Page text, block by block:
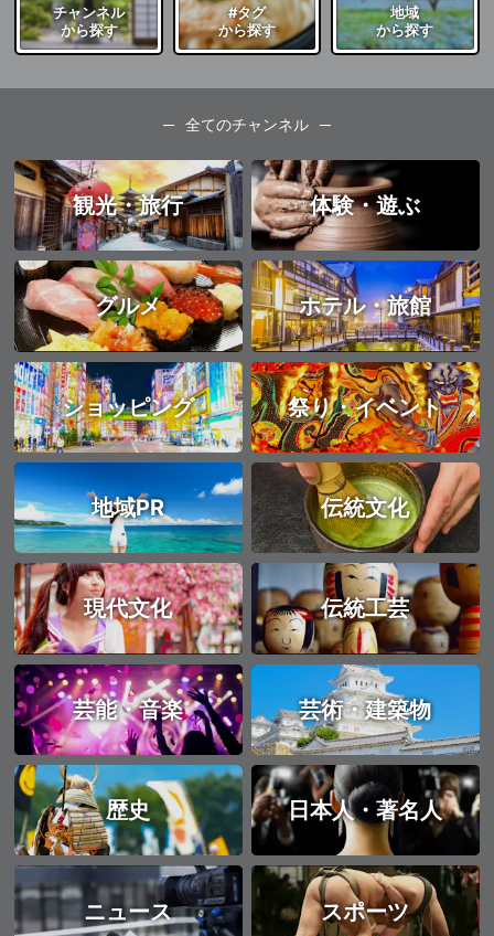
チャンネル
から探す
#タグ
から探す
地域
から探す
全てのチャンネル
観光・旅行 体験・遊ぶ
グルメ ホテル・旅館
ショッピング 祭り・イベント
地域PR 伝統文化
現代文化 伝統工芸
芸能・音楽 芸術・建築物
歴史 日本人・著名人
ニュース スポーツ